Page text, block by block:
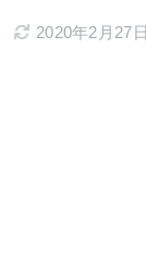
2020年2月27日